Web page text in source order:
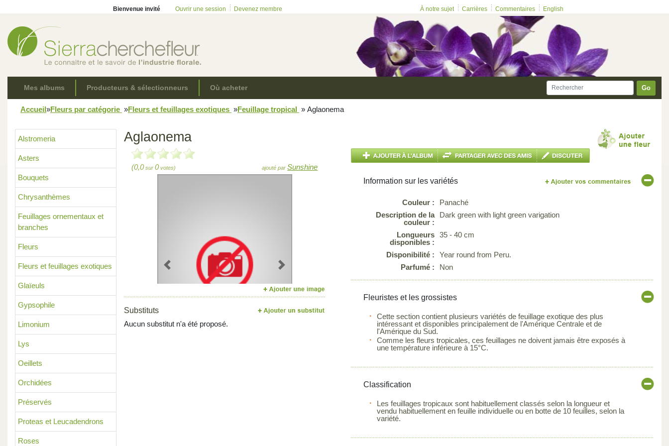
Bienvenue invité Ouvrir une session Devenez membre À notre sujet Carrières Commentaires English
Mes albums Producteurs & sélectionneurs Où acheter Go
Accueil»Fleurs par catégorie »Fleurs et feuillages exotiques »Feuillage tropical » Aglaonema
Alstromeria
Asters
Bouquets
Chrysanthèmes
Feuillages ornementaux et
branches
Fleurs
Fleurs et feuillages exotiques
Glaïeuls
Gypsophile
Limonium
Lys
Oeillets
Orchidées
Préservés
Proteas et Leucadendrons
Roses
Aglaonema
(0,0sur 0votes) ajouté parSunshine
Previous Next
Substituts
Aucun substitut n'a été proposé.
Information sur les variétés
Couleur :
Panaché
Description de la
couleur :
Dark green with light green varigation
Longueurs
disponibles :
35 - 40 cm
Disponibilité :
Year round from Peru.
Parfumé :
Non
Fleuristes et les grossistes
Cette section contient plusieurs variétés de feuillage exotique des plus
intéressant et disponibles principalement de l'Amérique Centrale et de
l'Amérique du Sud.
Comme les fleurs tropicales, ces feuillages ne doivent jamais être exposés à
une température inférieure à 15°C.
Classification
Les feuillages tropicaux sont habituellement classés selon la longueur et
vendu habituellement en feuille individuelle ou en botte de 10 feuilles, selon la
variété.